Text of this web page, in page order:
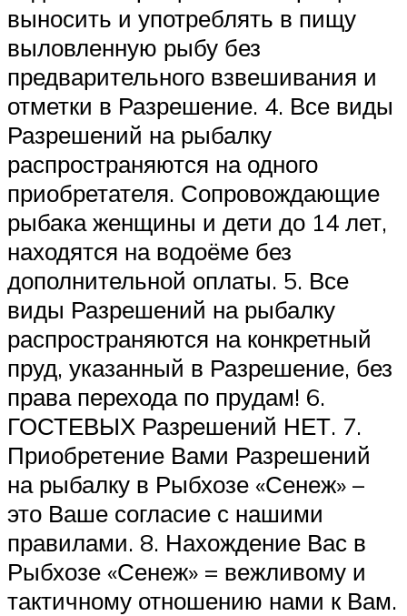
выносить и употреблять в пищу
выловленную рыбу без
предварительного взвешивания и
отметки в Разрешение. 4. Все виды
Разрешений на рыбалку
распространяются на одного
приобретателя. Сопровождающие
рыбака женщины и дети до 14 лет,
находятся на водоёме без
дополнительной оплаты. 5. Все
виды Разрешений на рыбалку
распространяются на конкретный
пруд, указанный в Разрешение, без
права перехода по прудам! 6.
ГОСТЕВЫХ Разрешений НЕТ. 7.
Приобретение Вами Разрешений
на рыбалку в Рыбхозе «Сенеж» –
это Ваше согласие с нашими
правилами. 8. Нахождение Вас в
Рыбхозе «Сенеж» = вежливому и
тактичному отношению нами к Вам.